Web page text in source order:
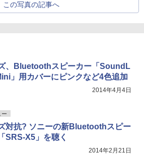
この写真の記事へ
、Bluetoothスピーカー「SoundL
」用カバーにピンクなど4色追加
2014年4月4日
ー
対抗? ソニーの新Bluetoothスピー
SRS-X5」を聴く
2014年2月21日